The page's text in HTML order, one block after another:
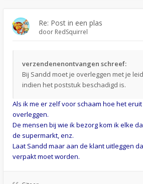
Re: Post in een plas
door RedSquirrel
verzendenenontvangen schreef:
Bij Sandd moet je overleggen met je
indien het poststuk beschadigd is.
Als ik me er zelf voor schaam hoe het
overleggen.
De mensen bij wie ik bezorg kom ik elke
de supermarkt, enz.
Laat Sandd maar aan de klant uitleggen
verpakt moet worden.